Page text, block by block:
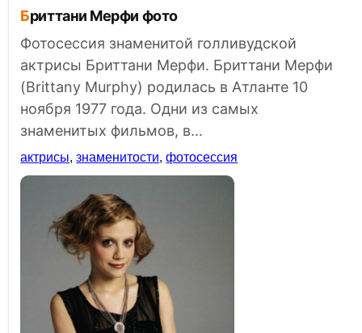
Бриттани Мерфи фото
Фотосессия знаменитой голливудской
актрисы Бриттани Мерфи. Бриттани Мерфи
(Brittany Murphy) родилась в Атланте 10
ноября 1977 года. Одни из самых
знаменитых фильмов, в...
актрисы,знаменитости,фотосессия